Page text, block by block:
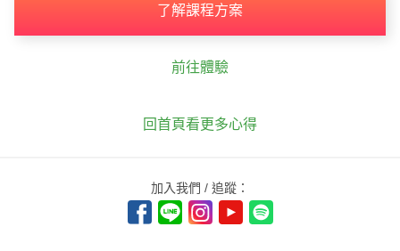
了解課程方案
前往體驗
回首頁看更多心得
加入我們 / 追蹤：